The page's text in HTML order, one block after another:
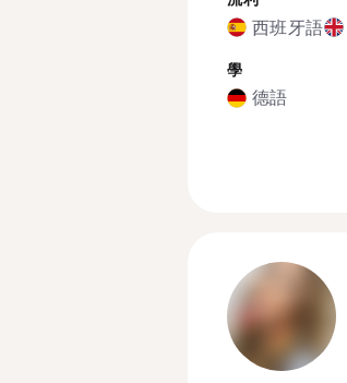
西班牙語
學
德語